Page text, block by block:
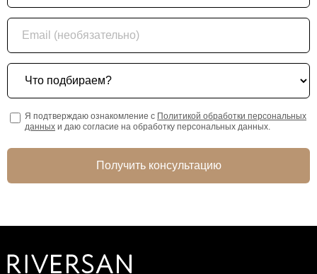
Email (необязательно)
Что подбираем?
Я подтверждаю ознакомление с Политикой обработки персональных
данных и даю согласие на обработку персональных данных.
Получить консультацию